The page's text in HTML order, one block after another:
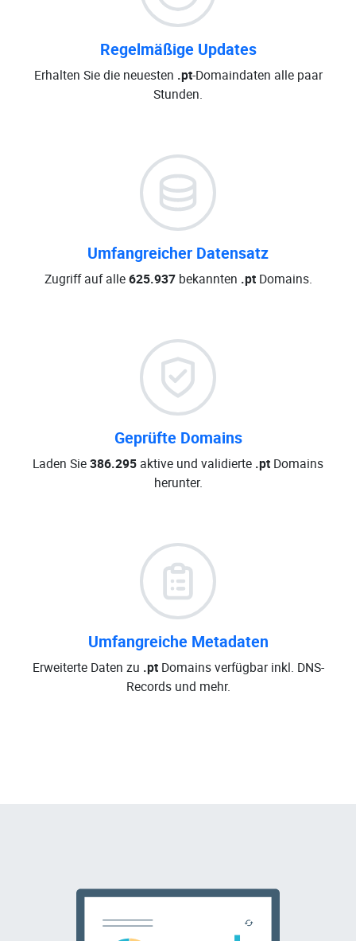
Regelmäßige Updates
Erhalten Sie die neuesten .pt-Domaindaten alle paar
Stunden.
Umfangreicher Datensatz
Zugriff auf alle625.937bekannten .ptDomains.
Geprüfte Domains
Laden Sie386.295 aktive und validierte .pt Domains
herunter.
Umfangreiche Metadaten
Erweiterte Daten zu .ptDomains verfügbar inkl. DNS-
Records und mehr.